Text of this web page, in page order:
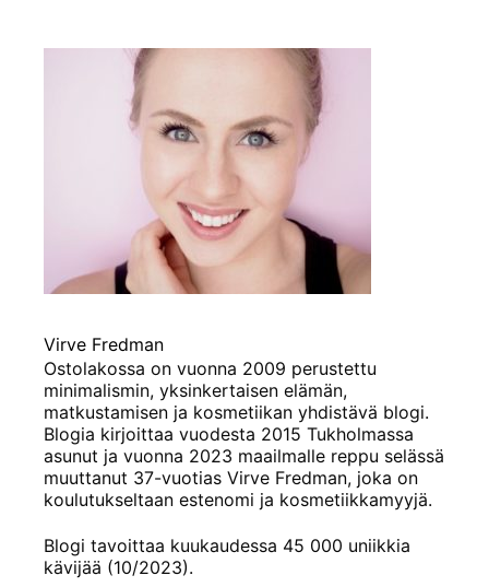
Virve Fredman
Ostolakossa on vuonna 2009 perustettu
minimalismin, yksinkertaisen elämän,
matkustamisen ja kosmetiikan yhdistävä blogi.
Blogia kirjoittaa vuodesta 2015 Tukholmassa
asunut ja vuonna 2023 maailmalle reppu selässä
muuttanut 37-vuotias Virve Fredman, joka on
koulutukseltaan estenomi ja kosmetiikkamyyjä.
Blogi tavoittaa kuukaudessa 45 000 uniikkia
kävijää (10/2023).